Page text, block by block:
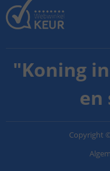
"Koning
en
Copyright